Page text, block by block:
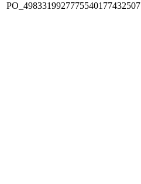
PO_4983319927775540177432507